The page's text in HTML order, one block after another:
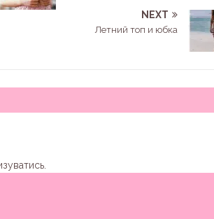
NEXT
Летний топ и юбка
.